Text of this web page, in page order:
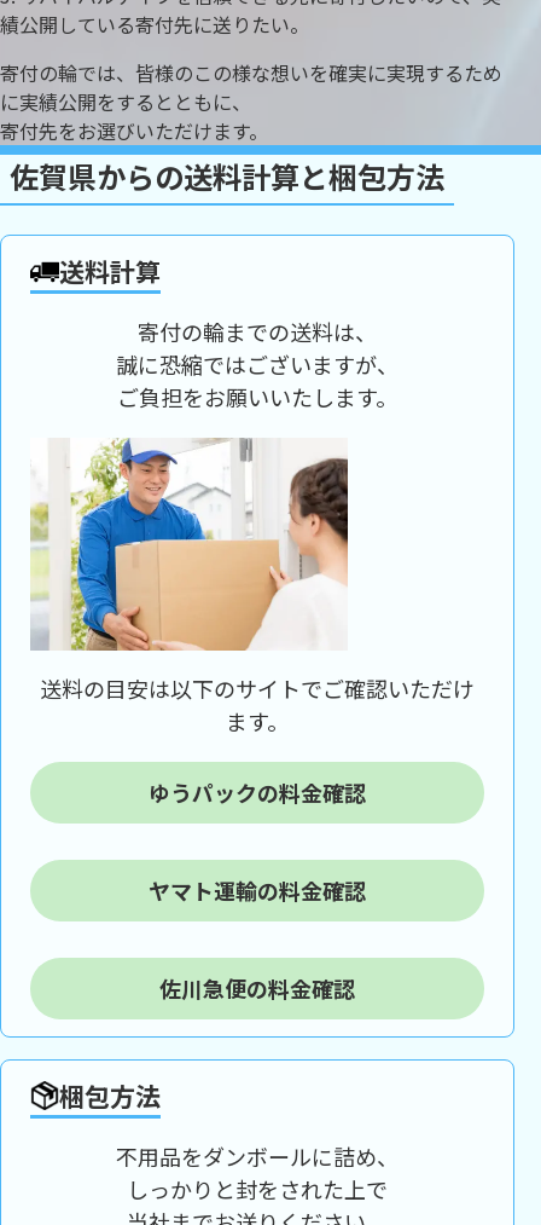
績公開している寄付先に送りたい。
寄付の輪では、皆様のこの様な想いを確実に実現するため
に実績公開をするとともに、
寄付先をお選びいただけます。
佐賀県からの送料計算と梱包方法
送料計算
寄付の輪までの送料は、
誠に恐縮ではございますが、
ご負担をお願いいたします。
送料の目安は以下のサイトでご確認いただけ
ます。
ゆうパックの料金確認
ヤマト運輸の料金確認
佐川急便の料金確認
梱包方法
不用品をダンボールに詰め、
しっかりと封をされた上で